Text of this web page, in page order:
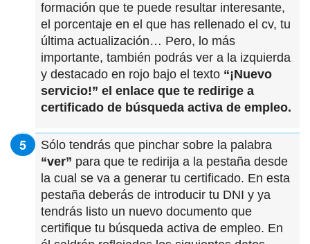
formación que te puede resultar interesante,
el porcentaje en el que has rellenado el cv, tu
última actualización… Pero, lo más
importante, también podrás ver a la izquierda
y destacado en rojo bajo el texto “¡Nuevo
servicio!” el enlace que te redirige a
certificado de búsqueda activa de empleo.
Sólo tendrás que pinchar sobre la palabra
“ver” para que te redirija a la pestaña desde
la cual se va a generar tu certificado. En esta
pestaña deberás de introducir tu DNI y ya
tendrás listo un nuevo documento que
certifique tu búsqueda activa de empleo. En